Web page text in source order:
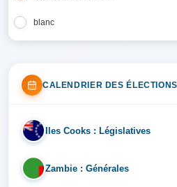
blanc
CALENDRIER DES ÉLECTIONS
IL Iles Cooks : Législatives
ZA Zambie : Générales